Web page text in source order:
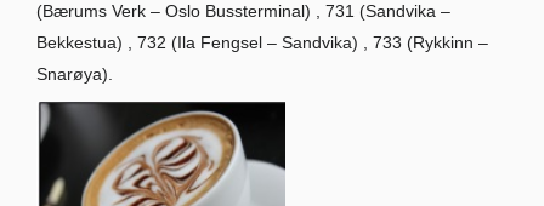
(Bærums Verk – Oslo Bussterminal) , 731 (Sandvika –
Bekkestua) , 732 (Ila Fengsel – Sandvika) , 733 (Rykkinn –
Snarøya).